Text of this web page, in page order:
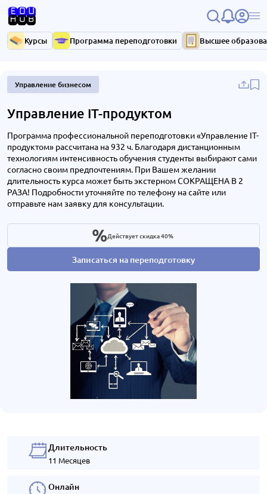
Курсы Программа переподготовки Высшее
Управление бизнесом
Управление IT-продуктом
Программа профессиональной переподготовки «Управление IT-
продуктом» рассчитана на 932 ч. Благодаря дистанционным
технологиям интенсивность обучения студенты выбирают сами
согласно своим предпочтениям. При Вашем желании
длительность курса может быть экстерном СОКРАЩЕНА В 2
РАЗА! Подробности уточняйте по телефону на сайте или
отправьте нам заявку для консультации.
Записаться на переподготовку
Действует скидка 40%
Длительность
11 Месяцев
Онлайн